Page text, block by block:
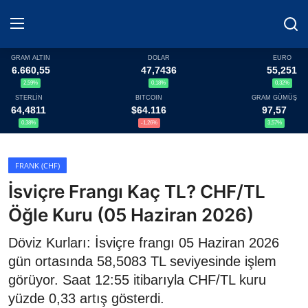
Haberler
Döviz
Altın Fiyatları
Döviz Kurları
Fonlar
Kripto Paralar
Çeviriciler
GRAM ALTIN
6.660,55
2,59%
DOLAR
47,7436
0,18%
EURO
55,251
0,32%
STERLİN
64,4811
0,38%
BITCOIN
$64.116
-1,26%
GRAM GÜMÜŞ
97,57
3,57%
FRANK (CHF)
İsviçre Frangı Kaç TL? CHF/TL
Öğle Kuru (05 Haziran 2026)
Döviz Kurları: İsviçre frangı 05 Haziran 2026
gün ortasında 58,5083 TL seviyesinde işlem
görüyor. Saat 12:55 itibarıyla CHF/TL kuru
yüzde 0,33 artış gösterdi.